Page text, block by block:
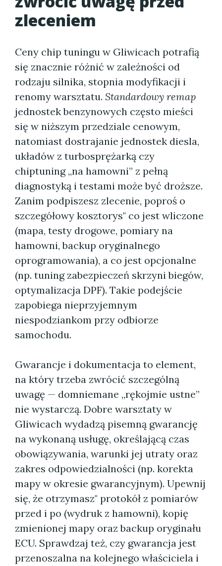
zleceniem
Ceny chip tuningu w Gliwicach potrafią
się znacznie różnić w zależności od
rodzaju silnika, stopnia modyfikacji i
renomy warsztatu. Standardowy remap
jednostek benzynowych często mieści
się w niższym przedziale cenowym,
natomiast dostrajanie jednostek diesla,
układów z turbosprężarką czy
chiptuning „na hamowni” z pełną
diagnostyką i testami może być droższe.
Zanim podpiszesz zlecenie, poproś o
szczegółowy kosztorys" co jest wliczone
(mapa, testy drogowe, pomiary na
hamowni, backup oryginalnego
oprogramowania), a co jest opcjonalne
(np. tuning zabezpieczeń skrzyni biegów,
optymalizacja DPF). Takie podejście
zapobiega nieprzyjemnym
niespodziankom przy odbiorze
samochodu.
Gwarancje i dokumentacja to element,
na który trzeba zwrócić szczególną
uwagę — domniemane „rękojmie ustne”
nie wystarczą. Dobre warsztaty w
Gliwicach wydadzą pisemną gwarancję
na wykonaną usługę, określającą czas
obowiązywania, warunki jej utraty oraz
zakres odpowiedzialności (np. korekta
mapy w okresie gwarancyjnym). Upewnij
się, że otrzymasz" protokół z pomiarów
przed i po (wydruk z hamowni), kopię
zmienionej mapy oraz backup oryginału
ECU. Sprawdzaj też, czy gwarancja jest
przenoszalna na kolejnego właściciela i